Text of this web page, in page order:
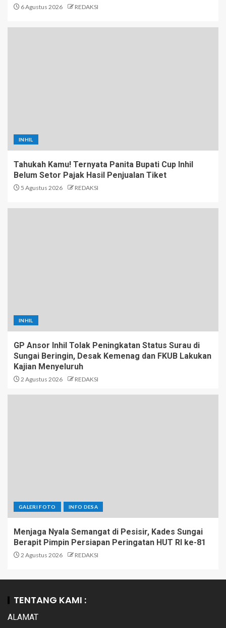
6 Agustus 2026 REDAKSI
INHIL
Tahukah Kamu! Ternyata Panita Bupati Cup Inhil
Belum Setor Pajak Hasil Penjualan Tiket
5 Agustus 2026 REDAKSI
INHIL
GP Ansor Inhil Tolak Peningkatan Status Surau di
Sungai Beringin, Desak Kemenag dan FKUB Lakukan
Kajian Menyeluruh
2 Agustus 2026 REDAKSI
GALERI FOTO INFO DESA
Menjaga Nyala Semangat di Pesisir, Kades Sungai
Berapit Pimpin Persiapan Peringatan HUT RI ke-81
2 Agustus 2026 REDAKSI
TENTANG KAMI :
ALAMAT